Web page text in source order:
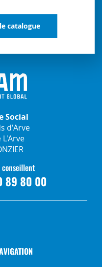
catalogue
Social
d'Arve
L'Arve
conseillent
89 80 00